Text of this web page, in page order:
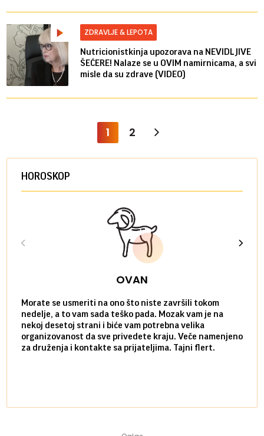
ZDRAVLJE & LEPOTA
Nutricionistkinja upozorava na NEVIDLJIVE
ŠEĆERE! Nalaze se u OVIM namirnicama, a svi
misle da su zdrave (VIDEO)
1 2
HOROSKOP
OVAN
Morate se usmeriti na ono što niste završili tokom
nedelje, a to vam sada teško pada. Mozak vam je na
nekoj desetoj strani i biće vam potrebna velika
organizovanost da sve privedete kraju. Veče namenjeno
za druženja i kontakte sa prijateljima. Tajni flert.